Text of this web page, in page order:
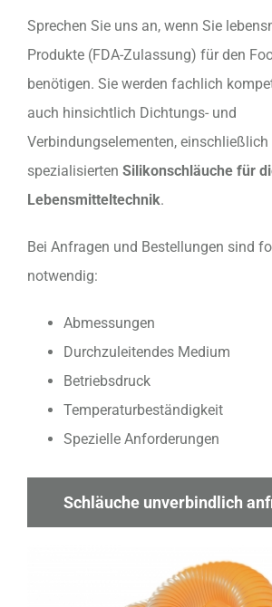
Sprechen Sie uns an, wenn Sie
Produkte (FDA-Zulassung) für den
benötigen. Sie werden fachlich
auch hinsichtlich Dichtungs- und
Verbindungselementen, einschließlich
spezialisierten Silikonschläuche für
Lebensmitteltechnik.
Bei Anfragen und Bestellungen sind
notwendig:
Abmessungen
Durchzuleitendes Medium
Betriebsdruck
Temperaturbeständigkeit
Spezielle Anforderungen
Schläuche unverbindlich